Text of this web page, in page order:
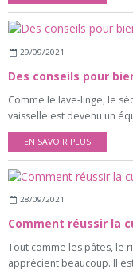
29/09/2021
Comme le lave-linge, le
vaisselle est devenu un
EN SAVOIR PLUS
28/09/2021
Comment réussir la
Tout comme les pâtes, le
apprécient beaucoup. Il